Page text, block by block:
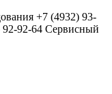
+7 (4932) 93-
92-64 Сервисный